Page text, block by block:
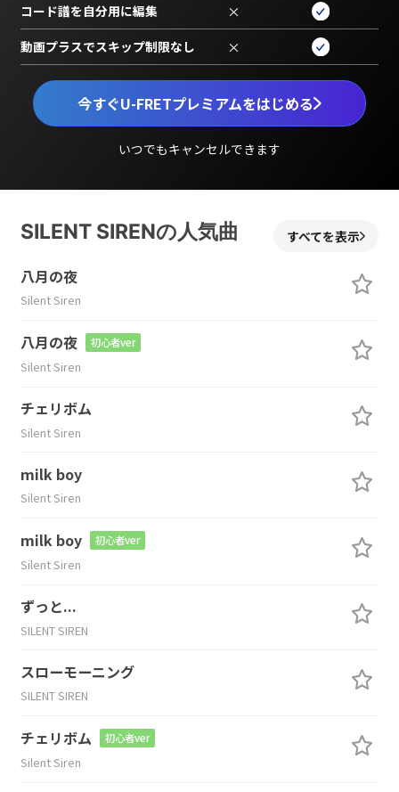
今すぐU-FRETプレミアムをはじめる
いつでもキャンセルできます
コード譜を自分用に編集 ×
動画プラスでスキップ制限なし ×
SILENT SIRENの人気曲 すべてを表示
八月の夜
Silent Siren
八月の夜 初心者ver
Silent Siren
チェリボム
Silent Siren
milk boy
Silent Siren
milk boy 初心者ver
Silent Siren
ずっと...
SILENT SIREN
スローモーニング
SILENT SIREN
チェリボム 初心者ver
Silent Siren